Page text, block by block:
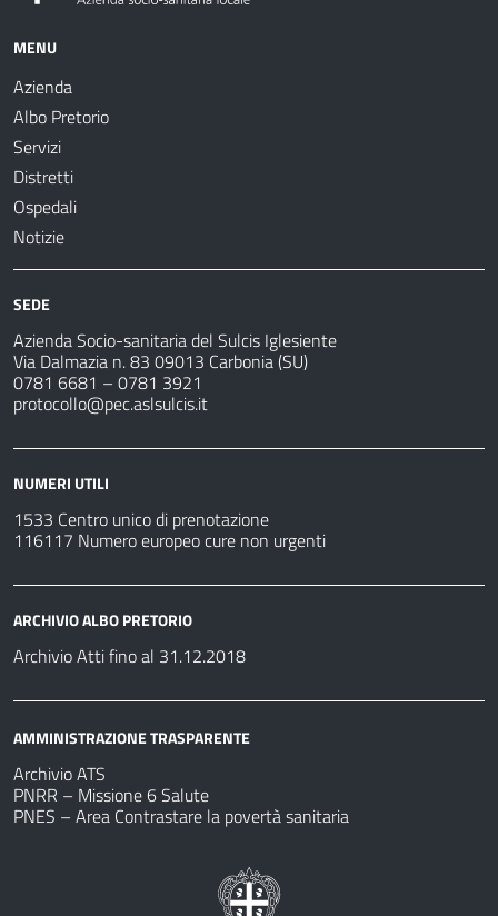
MENU
Azienda
Albo Pretorio
Servizi
Distretti
Ospedali
Notizie
SEDE
Azienda Socio-sanitaria del Sulcis Iglesiente
Via Dalmazia n. 83 09013 Carbonia (SU)
0781 6681 – 0781 3921
protocollo@pec.aslsulcis.it
NUMERI UTILI
1533 Centro unico di prenotazione
116117 Numero europeo cure non urgenti
ARCHIVIO ALBO PRETORIO
Archivio Atti fino al 31.12.2018
AMMINISTRAZIONE TRASPARENTE
Archivio ATS
PNRR – Missione 6 Salute
PNES – Area Contrastare la povertà sanitaria